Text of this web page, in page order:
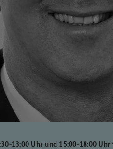
13:00 Uhr und 15:00-18:00 Uhr